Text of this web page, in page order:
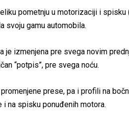
pometnju u motorizaciji i
svoju gamu automobila.
je izmenjena pre svega novim
“potpis”, pre svega noću.
prese, pa i profili na
na spisku ponuđenih motora.